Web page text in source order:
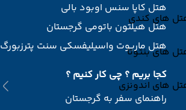
های کندی
های بنتوتا
های اندونزی
هتل کاپا سنس اوبود بالی
هتل هیلتون باتومی گرجستان
هتل ماریوت واسیلیفسکی سنت پترزبورگ
کجا بریم ؟ چی کار کنیم ؟
راهنمای سفر به گرجستان